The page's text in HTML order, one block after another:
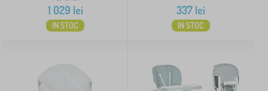
1 029 lei
IN STOC
337lei
IN STOC